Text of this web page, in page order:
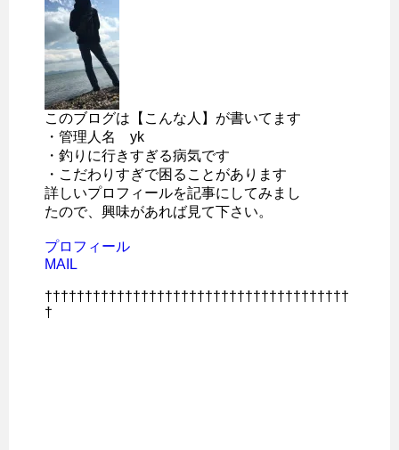
このブログは【こんな人】が書いてます
・管理人名 yk
・釣りに行きすぎる病気です
・こだわりすぎで困ることがあります
詳しいプロフィールを記事にしてみまし
たので、興味があれば見て下さい。
プロフィール
MAIL
††††††††††††††††††††††††††††††††††††††
†